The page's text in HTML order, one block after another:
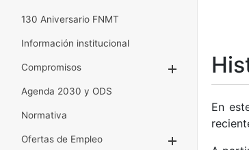
130 Aniversario FNMT
Información institucional
Compromisos
Agenda 2030 y ODS
Normativa
Ofertas de Empleo
En